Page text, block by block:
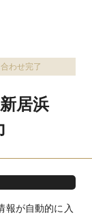
わせ完了
居浜
報が自動的に入